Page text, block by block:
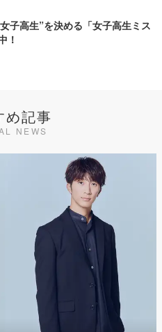
子高生”を決める「女子高生ミス
！
め記事
NEWS